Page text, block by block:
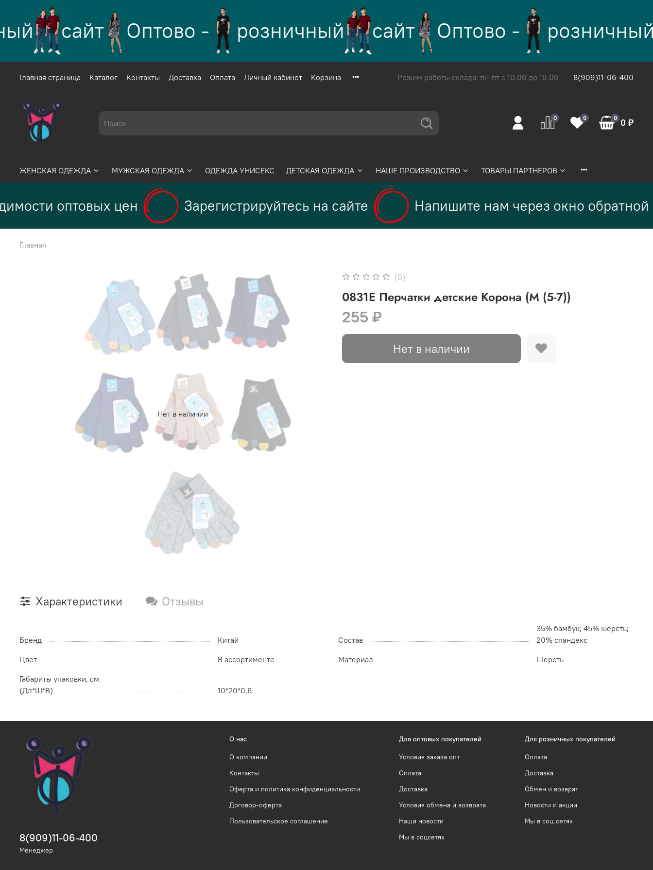
сайт Оптово - розничный сайт Оптово - розничный
Главная страница Каталог Контакты Доставка Оплата Личный кабинет Корзина Режим работы склада: пн-пт с 10.00 до 19.00 8(909)11-06-400
0 0 0 0 ₽
ЖЕНСКАЯ ОДЕЖДА МУЖСКАЯ ОДЕЖДА ОДЕЖДА УНИСЕКС ДЕТСКАЯ ОДЕЖДА НАШЕ ПРОИЗВОДСТВО ТОВАРЫ ПАРТНЕРОВ
оптовых цен Зарегистрируйтесь на сайте Напишите нам через окно обратной
Главная
Нет в наличии
(0)
0831Е Перчатки детские Корона (М (5-7))
255 ₽
Нет в наличии
Характеристики Отзывы
Бренд Китай Состав
35% бамбук; 45% шерсть;
20% спандекс
Цвет
В ассортименте Материал
Шерсть
Габариты упаковки, см
(Дл*Ш*В)
10*20*0,6
О нас
О компании
Контакты
Оферта и политика конфиденциальности
Договор-оферта
Пользовательское соглашение
Для оптовых покупателей
Условия заказа опт
Оплата
Доставка
Условия обмена и возврата
Наши новости
Мы в соцсетях
Для розничных покупателей
Оплата
Доставка
Обмен и возврат
Новости и акции
Мы в соц.сетях
8(909)11-06-400
Менеджер